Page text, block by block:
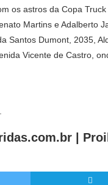
os astros da Copa
Martins e Adalberto
Santos Dumont, 2035,
Vicente de Castro,
|